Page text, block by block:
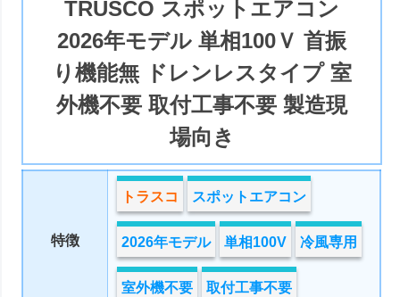
TRUSCO スポットエアコン
2026年モデル 単相100Ｖ 首振
り機能無 ドレンレスタイプ 室
外機不要 取付工事不要 製造現
場向き
特徴
トラスコ スポットエアコン
2026年モデル 単相100V 冷風専用
室外機不要 取付工事不要